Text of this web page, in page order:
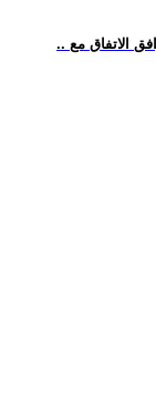
الاتفاق مع